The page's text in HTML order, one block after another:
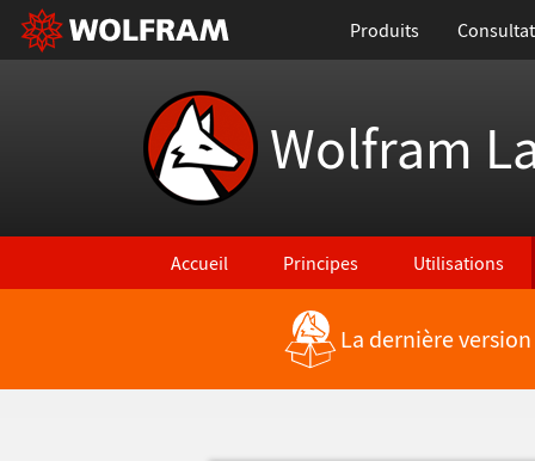
Produits
Wolfram
Accueil Principes Utilisations
La dernière